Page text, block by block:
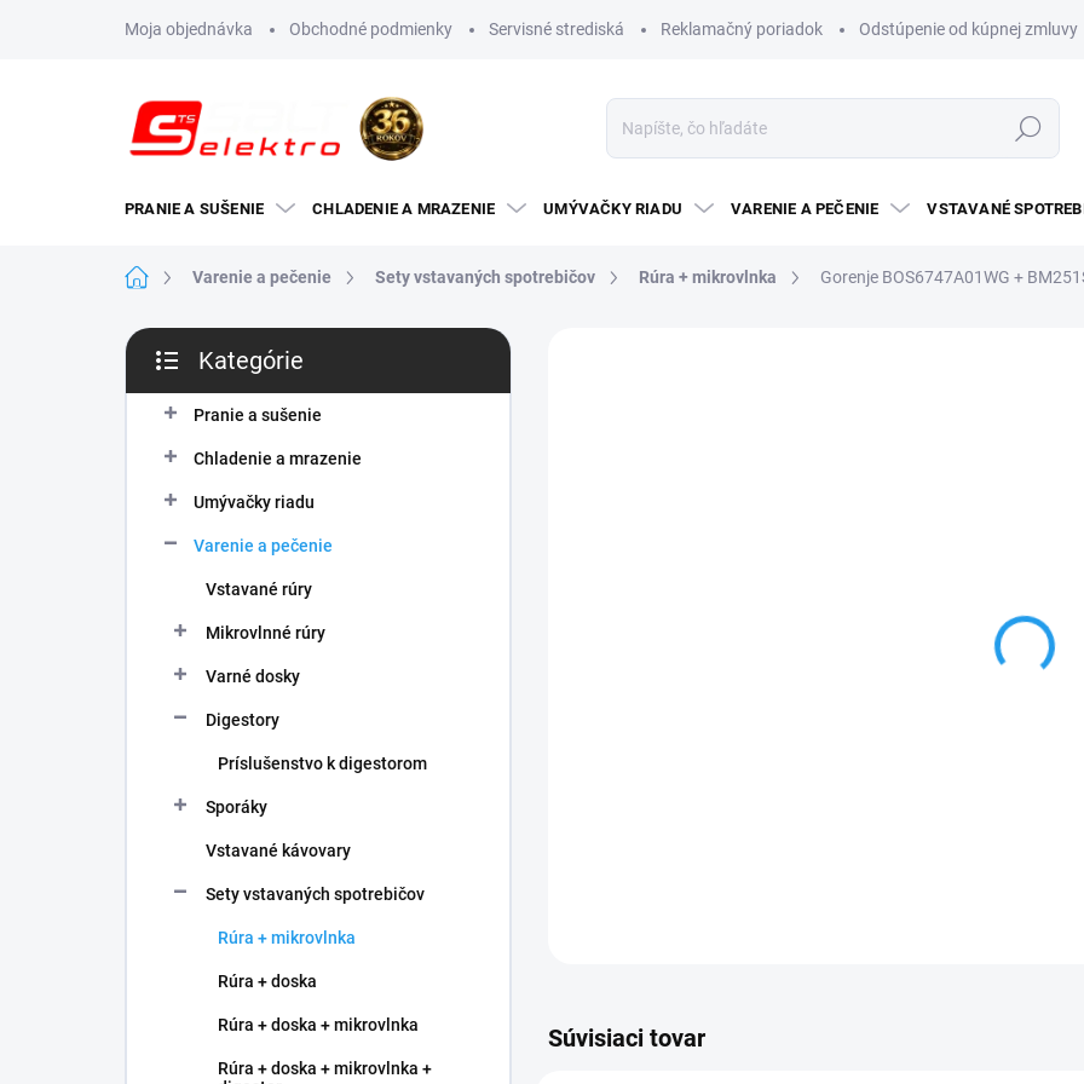
Moja objednávka Obchodné podmienky Servisné strediská Reklamačný poriadok Odstúpenie od kúpnej zmluvy
Hľadať
PRANIE A SUŠENIE CHLADENIE A MRAZENIE UMÝVAČKY RIADU VARENIE A PEČENIE VSTAVANÉ
DomovVarenie a pečenie Sety vstavaných spotrebičov Rúra + mikrovlnka Gorenje BOS6747A01WG +
B
č
kategórie
Kategórie
Pranie a sušenie
Chladenie a mrazenie
Umývačky riadu
Varenie a pečenie
Vstavané rúry
Mikrovlnné rúry
Varné dosky
Digestory
Príslušenstvo k digestorom
Sporáky
Vstavané kávovary
Sety vstavaných spotrebičov
Rúra + mikrovlnka
Rúra + doska
Rúra + doska + mikrovlnka
Rúra + doska + mikrovlnka +
Súvisiaci tovar